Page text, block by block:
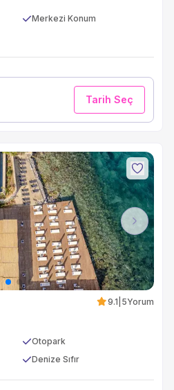
Merkezi Konum
Tarih Seç
Next
9.1 5Yorum
Otopark
Denize Sıfır